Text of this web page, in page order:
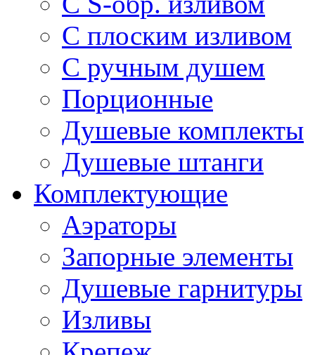
С плоским изливом
С ручным душем
Порционные
Душевые комплекты
Душевые штанги
Комплектующие
Аэраторы
Запорные элементы
Душевые гарнитуры
Изливы